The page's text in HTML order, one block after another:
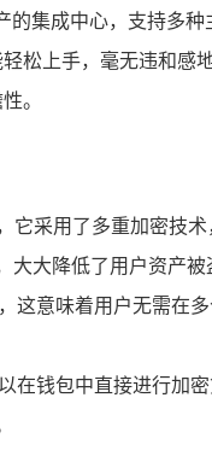
集成中心，支持多
松上手，毫无违和
。
它采用了多重加密技
大降低了用户资产
这意味着用户无需在
在钱包中直接进行加